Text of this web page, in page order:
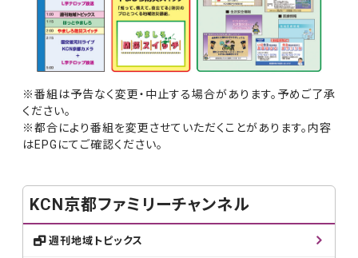
※番組は予告なく変更・中止する場合があります。予めご了承
ください。
※都合により番組を変更させていただくことがあります。内容
はEPGにてご確認ください。
KCN京都ファミリーチャンネル
週刊地域トピックス